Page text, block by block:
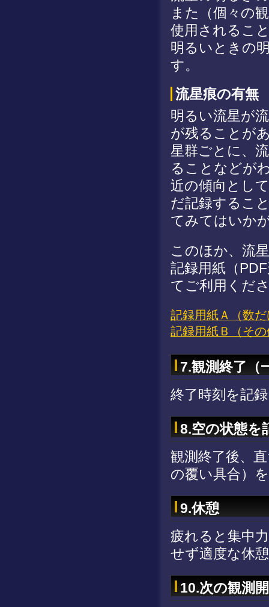
また（個々の
使用されるこ
明るいときの
す。
流星痕の有無
明るい流星が
が残ることが
星群ごとに、
ることなどが
近の傾向とし
だ記録するこ
てみてはいか
このほか、流
記録用紙（
てご利用くだ
記録用紙Ａ（数
記録用紙Ｂ（そ
7.観測終了（
終了時刻を記
8.空の状態を
観測終了後、
の覆い具合）
9.休憩
疲れると集中
せず適度な休
10.次の観測